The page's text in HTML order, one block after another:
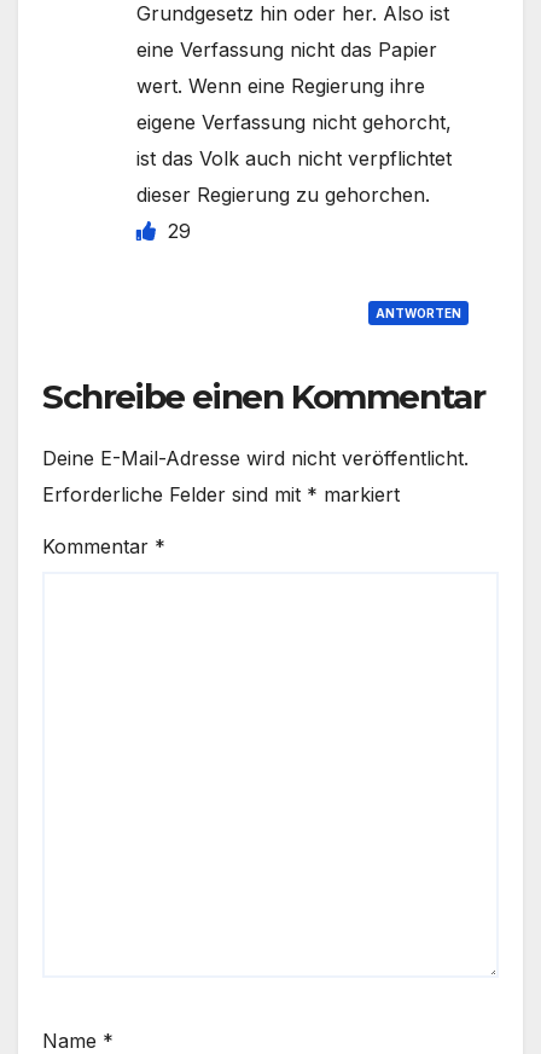
Grundgesetz hin oder her. Also ist
eine Verfassung nicht das Papier
wert. Wenn eine Regierung ihre
eigene Verfassung nicht gehorcht,
ist das Volk auch nicht verpflichtet
dieser Regierung zu gehorchen.
29
ANTWORTEN
Schreibe einen Kommentar
Deine E-Mail-Adresse wird nicht veröffentlicht.
Erforderliche Felder sind mit * markiert
Kommentar *
Name *